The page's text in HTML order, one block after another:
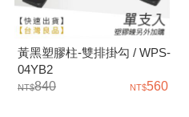
黃黑塑膠柱-雙排掛勾 / WPS-
04YB2
840
560